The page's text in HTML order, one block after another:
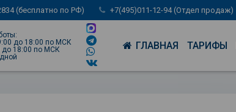
(бесплатно по РФ) +7(495)011-12-94 (Отдел продаж)
до 18:00 по МСК
до 18:00 по МСК
ГЛАВНАЯ ТАРИФЫ